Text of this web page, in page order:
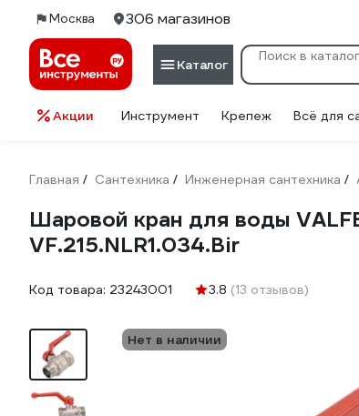
Москва 306 магазинов
Каталог
Акции Инструмент Крепеж Всё для
Главная / Сантехника / Инженерная сантехника /
Шаровой кран для воды
VF.215.NLR1.034.Bir
Код товара: 23243001 3.8 (13 отзывов)
Нет в наличии